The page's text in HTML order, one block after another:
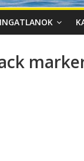
INGATLANOK